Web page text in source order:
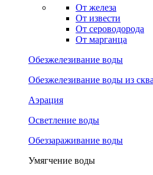
От железа
От извести
От сероводорода
От марганца
Обезжелезивание воды
Обезжелезивание воды из
Аэрация
Осветление воды
Обеззараживание воды
Умягчение воды